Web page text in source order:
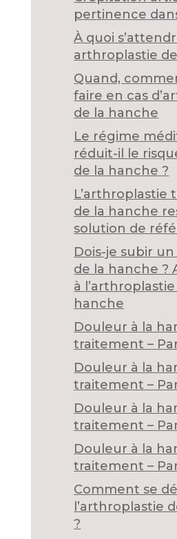
pertinence
À quoi
arthroplastie
Quand,
faire en cas
de la hanche
Le régime
réduit-il le
de la hanche ?
L’arthroplastie
de la hanche
solution de
Dois-je subir
de la hanche ?
à
hanche
Douleur à la
traitement –
Douleur à la
traitement –
Douleur à la
traitement –
Douleur à la
traitement –
Comment se
l’arthroplastie
?